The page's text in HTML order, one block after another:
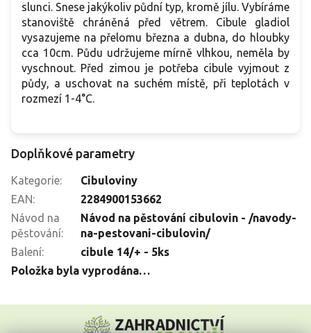
slunci. Snese jakýkoliv půdní typ, kromě jílu. Vybíráme
stanoviště chráněná před větrem. Cibule gladiol
vysazujeme na přelomu března a dubna, do hloubky
cca 10cm. Půdu udržujeme mírně vlhkou, neměla by
vyschnout. Před zimou je potřeba cibule vyjmout z
půdy, a uschovat na suchém místě, při teplotách v
rozmezí 1-4°C.
Doplňkové parametry
Kategorie:
Cibuloviny
EAN:
2284900153662
Návod na
pěstování:
Návod na pěstování cibulovin - /navody-
na-pestovani-cibulovin/
Balení:
cibule 14/+ - 5ks
Položka byla vyprodána…